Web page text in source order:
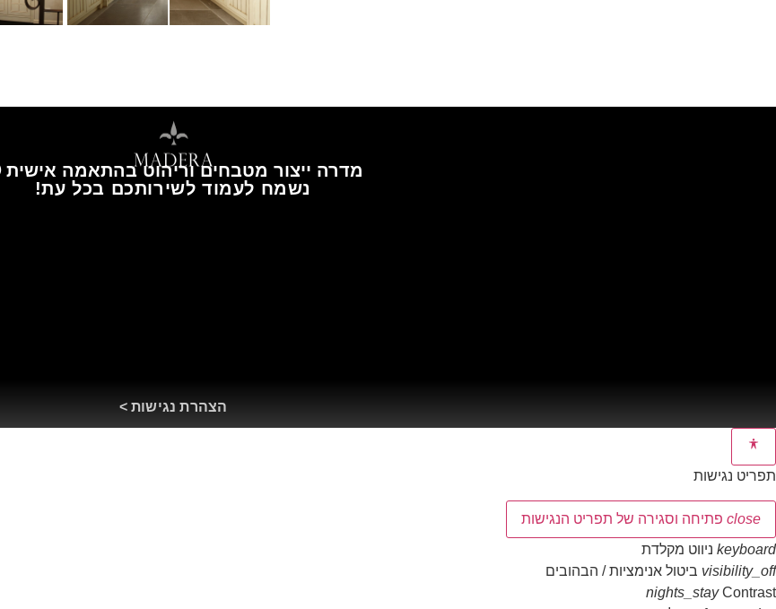
מדרה ייצור מטבחים וריהוט בהתאמה אישית Ⓒ
נשמח לעמוד לשירותכם בכל עת!
הצהרת נגישות >
תפריט נגישות
close פתיחה וסגירה של תפריט הנגישות
keyboard ניווט מקלדת
visibility_off ביטול אנימציות / הבהובים
nights_stay Contrast